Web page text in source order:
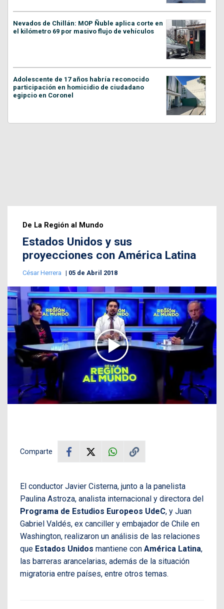
Nevados de Chillán: MOP Ñuble aplica corte en
el kilómetro 69 por masivo flujo de vehículos
Adolescente de 17 años habría reconocido
participación en homicidio de ciudadano
egipcio en Coronel
De La Región al Mundo
Estados Unidos y sus
proyecciones con América Latina
César Herrera 05 de Abril 2018
Comparte
El conductor Javier Cisterna, junto a la panelista
Paulina Astroza, analista internacional y directora del
Programa de Estudios Europeos UdeC, y Juan
Gabriel Valdés, ex canciller y embajador de Chile en
Washington, realizaron un análisis de las relaciones
que Estados Unidos mantiene con América Latina,
las barreras arancelarias, además de la situación
migratoria entre países, entre otros temas.